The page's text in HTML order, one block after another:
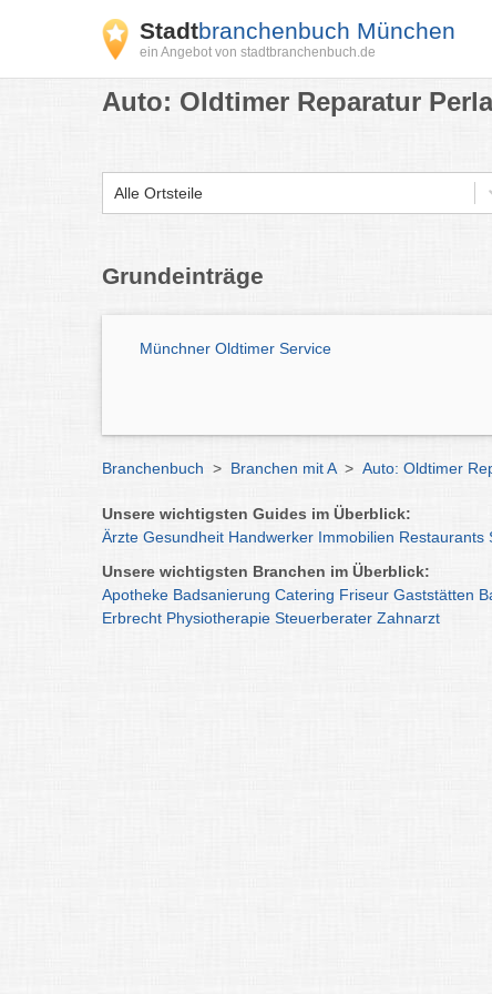
Stadtbranchenbuch München
ein Angebot von stadtbranchenbuch.de
Auto: Oldtimer Reparatur
Alle Ortsteile
Grundeinträge
Münchner Oldtimer Service
Branchenbuch > Branchen mit A > Auto: Oldtimer
Unsere wichtigsten Guides im Überblick:
Ärzte Gesundheit Handwerker Immobilien Restaurants
Unsere wichtigsten Branchen im Überblick:
Apotheke Badsanierung Catering Friseur Gaststätten
Erbrecht Physiotherapie Steuerberater Zahnarzt